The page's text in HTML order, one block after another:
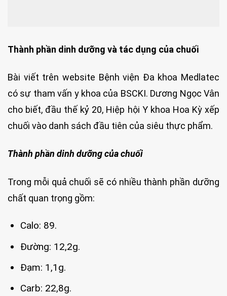
Thành phần dinh dưỡng và tác dụng của chuối
Bài viết trên website Bệnh viện Đa khoa Medlatec
có sự tham vấn y khoa của BSCKI. Dương Ngọc Vân
cho biết, đầu thế kỷ 20, Hiệp hội Y khoa Hoa Kỳ xếp
chuối vào danh sách đầu tiên của siêu thực phẩm.
Thành phần dinh dưỡng của chuối
Trong mỗi quả chuối sẽ có nhiều thành phần dưỡng
chất quan trọng gồm:
Calo: 89.
Đường: 12,2g.
Đạm: 1,1g.
Carb: 22,8g.